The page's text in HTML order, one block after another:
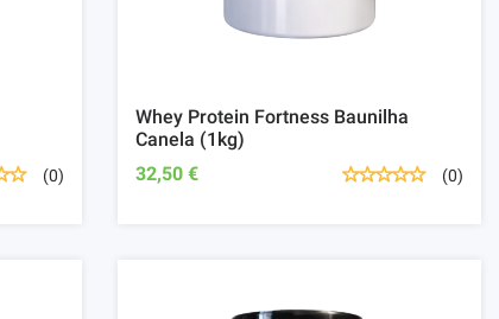
(0)
Whey Protein Fortness Baunilha
Canela (1kg)
32,50 €
(0)